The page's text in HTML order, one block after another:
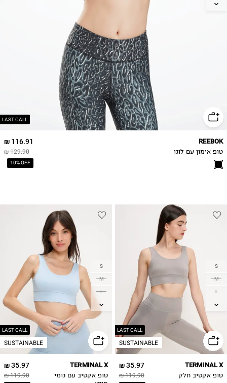
LAST CALL
M
116.91 ₪
129.90 ₪
10% OFF
REEBOK
טופ אימון עם לוגו
LAST CALL
SUSTAINABLE
S
M
L
XL
35.97 ₪
119.90 ₪
TERMINAL X
טופ אקטיב חלק
LAST CALL
SUSTAINABLE
S
M
L
XL
35.97 ₪
119.90 ₪
TERMINAL X
טופ אקטיב עם גומי